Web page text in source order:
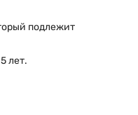
подлежит
лет.